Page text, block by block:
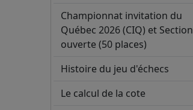
Championnat invitation du
Québec 2026 (CIQ) et Section
ouverte (50 places)
Histoire du jeu d'échecs
Le calcul de la cote